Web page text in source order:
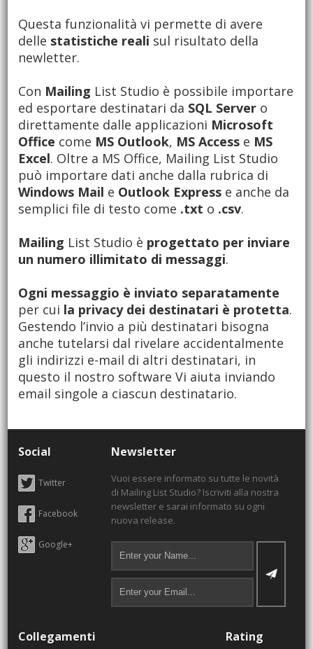
Questa funzionalità vi permette di avere
delle statistiche reali sul risultato della
newletter.
Con Mailing List Studio è possibile importare
ed esportare destinatari da SQL Server o
direttamente dalle applicazioni Microsoft
Office come MS Outlook, MS Access e MS
Excel. Oltre a MS Office, Mailing List Studio
può importare dati anche dalla rubrica di
Windows Mail e Outlook Express e anche da
semplici file di testo come .txt o .csv.
Mailing List Studio è progettato per inviare
un numero illimitato di messaggi.
Ogni messaggio è inviato separatamente
per cui la privacy dei destinatari è protetta.
Gestendo l’invio a più destinatari bisogna
anche tutelarsi dal rivelare accidentalmente
gli indirizzi e-mail di altri destinatari, in
questo il nostro software Vi aiuta inviando
email singole a ciascun destinatario.
Social
Twitter
Facebook
Google+
Newsletter
Vuoi essere informato su tutte le novità
di Mailing List Studio? Iscriviti alla nostra
newsletter e sarai informato su ogni
nuova release.
Collegamenti Rating